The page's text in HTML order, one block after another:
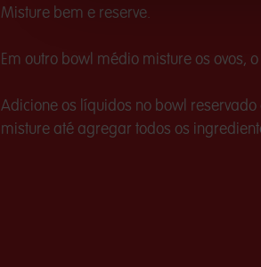
Misture bem e reserve.
Em outro bowl médio misture os ovos,
Adicione os líquidos no bowl reservado
misture até agregar todos os